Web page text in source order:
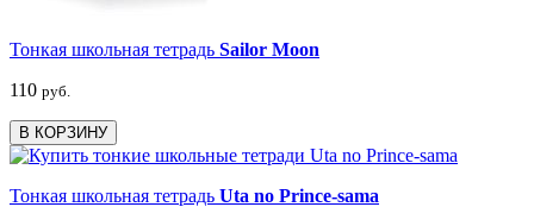
Тонкая школьная тетрадь Sailor Moon
110 руб.
В КОРЗИНУ
Тонкая школьная тетрадь Uta no Prince-sama